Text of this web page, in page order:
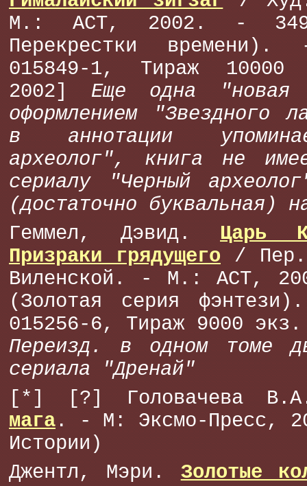
М.: АСТ, 2002. -
Перекрестки
015849-1, Тираж 10000
2002] Еще одна
оформлением "Звездного
в аннотации
археолог", книга не
сериалу "Черный
(достаточно буквальная)
Геммел, Дэвид. Царь
Призраки грядущего /
Виленской. - М.: АСТ,
(Золотая серия
015256-6, Тираж 9000
Переизд. в одном томе
сериала "Дренай"
[*] [?] Головачева
мага . - М: Эксмо-Пресс,
Истории)
Джентл, Мэри. Золотые